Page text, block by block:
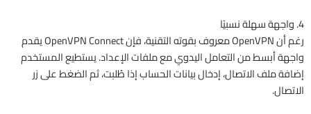
4. واجهة سهلة نسبيًا
رغم أن OpenVPN معروف بقوته التقنية، فإن OpenVPN Connect يقدم
واجهة أبسط من التعامل اليدوي مع ملفات الإعداد. يستطيع المستخدم
إضافة ملف الاتصال، إدخال بيانات الحساب إذا طُلبت، ثم الضغط على زر
الاتصال.